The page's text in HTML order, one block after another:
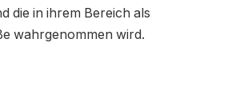
die in ihrem Bereich als
wahrgenommen wird.